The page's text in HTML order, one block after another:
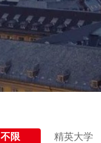
不限 精英大学